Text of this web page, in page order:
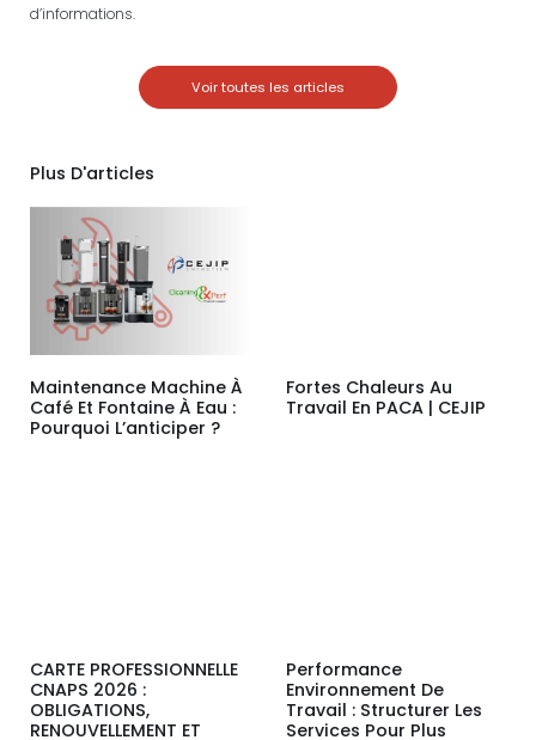
d’informations.
Voir toutes les articles
Plus D'articles
Maintenance Machine À
Café Et Fontaine À Eau :
Pourquoi L’anticiper ?
Fortes Chaleurs Au
Travail En PACA | CEJIP
CARTE PROFESSIONNELLE
CNAPS 2026 :
OBLIGATIONS,
RENOUVELLEMENT ET
Performance
Environnement De
Travail : Structurer Les
Services Pour Plus